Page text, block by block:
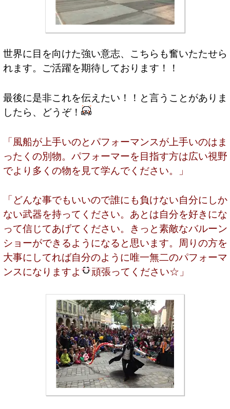
世界に目を向けた強い意志、こちらも奮いたたせら
れます。ご活躍を期待しております！！
最後に是非これを伝えたい！！と言うことがありま
したら、どうぞ！
「風船が上手いのとパフォーマンスが上手いのはま
ったくの別物。パフォーマーを目指す方は広い視野
でより多くの物を見て学んでください。」
「どんな事でもいいので誰にも負けない自分にしか
ない武器を持ってください。あとは自分を好きにな
って信じてあげてください。きっと素敵なバルーン
ショーができるようになると思います。周りの方を
大事にしてれば自分のように唯一無二のパフォーマ
ンスになりますよ
頑張ってください☆」